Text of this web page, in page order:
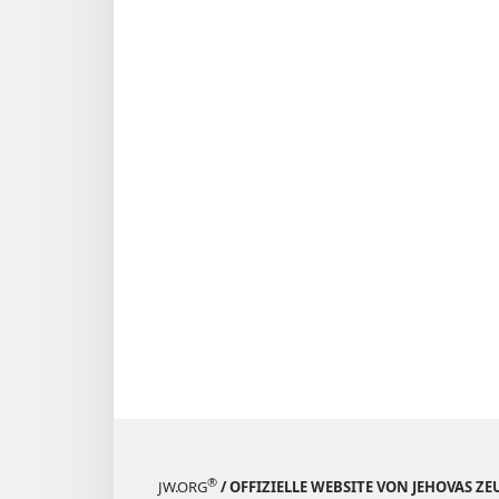
JW.ORG® / OFFIZIELLE WEBSITE VON JEHOVAS